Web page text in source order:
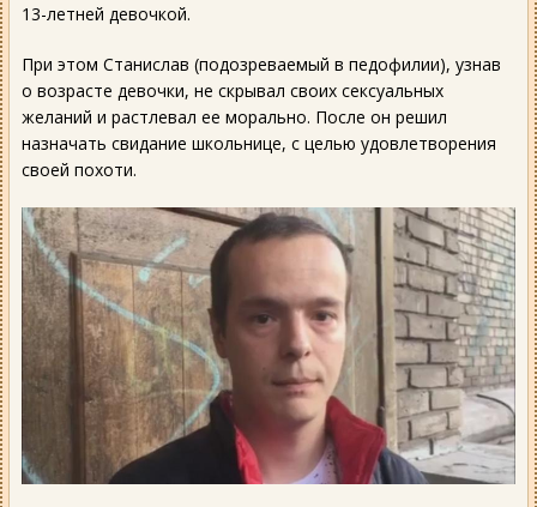
13-летней девочкой.
При этом Станислав (подозреваемый в педофилии), узнав
о возрасте девочки, не скрывал своих сексуальных
желаний и растлевал ее морально. После он решил
назначать свидание школьнице, с целью удовлетворения
своей похоти.